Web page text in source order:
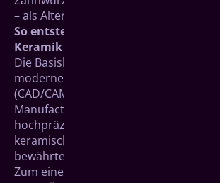
– als Alternative für das häufig
So entstehen Gerüste aus
Keramik
Die Basiskonstruktion (das Gerüst)
moderner computergesteuerter CAD/
(CAD/CAM = Computer Aided Design/
Manufacturing) Ihrer Zahnsituation im
hochpräzise angepasst. Auf das
keramische Gerüst aus
bewährte zahnfarbene Keramik
Zum einen werden dadurch die vielen